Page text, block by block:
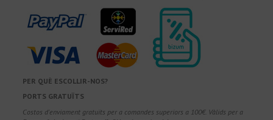
PER QUÈ ESCOLLIR-NOS?
PORTS GRATUÏTS
Costos d'enviament gratuïts per a comandes superiors a 100€. Vàlids per a